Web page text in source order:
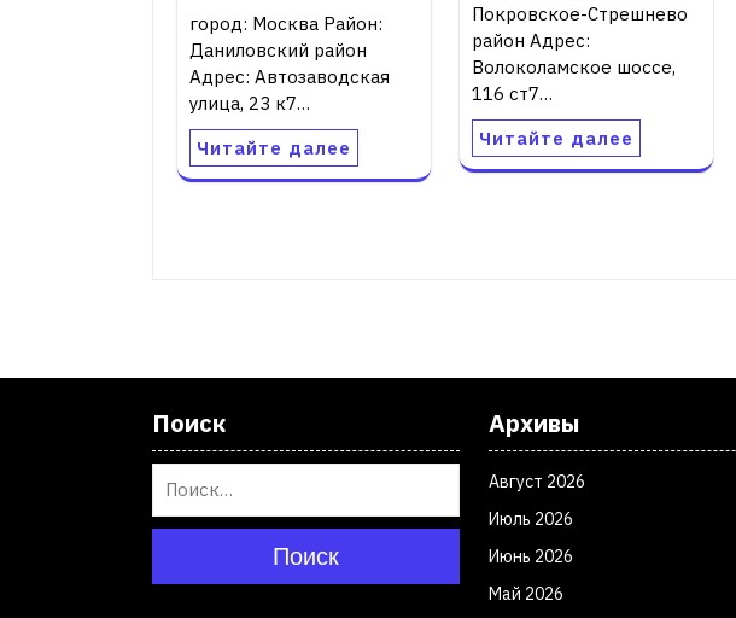
город: Москва Район:
Даниловский район
Адрес: Автозаводская
улица, 23 к7…
Читайте далее
Покровское-Стрешнево
район Адрес:
Волоколамское шоссе,
116 ст7…
Читайте далее
Поиск
Поиск
Архивы
Август 2026
Июль 2026
Июнь 2026
Май 2026